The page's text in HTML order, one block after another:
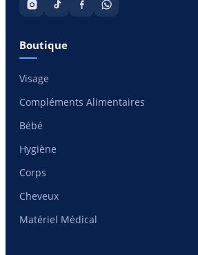
Boutique
Visage
Compléments Alimentaires
Bébé
Hygiène
Corps
Cheveux
Matériel Médical